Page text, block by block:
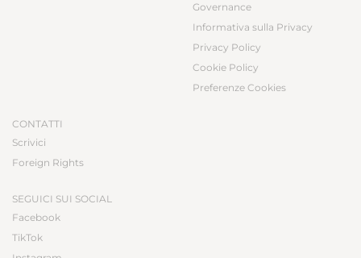
Governance
Informativa sulla Privacy
Privacy Policy
Cookie Policy
Preferenze Cookies
CONTATTI
Scrivici
Foreign Rights
SEGUICI SUI SOCIAL
Facebook
TikTok